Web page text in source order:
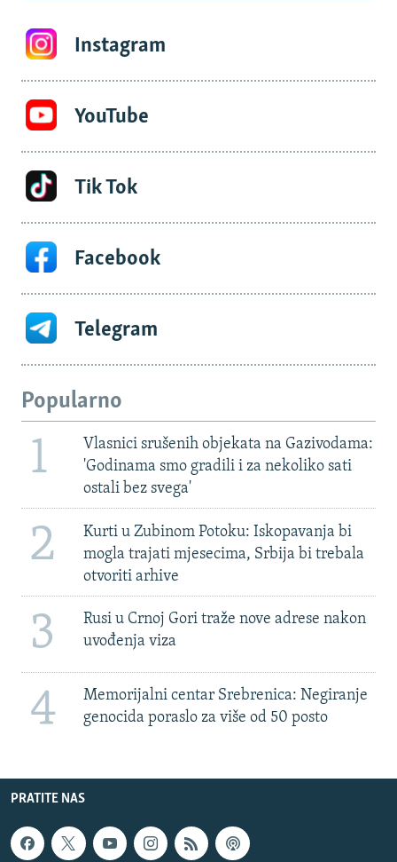
Instagram
YouTube
Tik Tok
Facebook
Telegram
Popularno
1
Vlasnici srušenih objekata na Gazivodama:
'Godinama smo gradili i za nekoliko sati
ostali bez svega'
2
Kurti u Zubinom Potoku: Iskopavanja bi
mogla trajati mjesecima, Srbija bi trebala
otvoriti arhive
3
Rusi u Crnoj Gori traže nove adrese nakon
uvođenja viza
4
Memorijalni centar Srebrenica: Negiranje
genocida poraslo za više od 50 posto
PRATITE NAS